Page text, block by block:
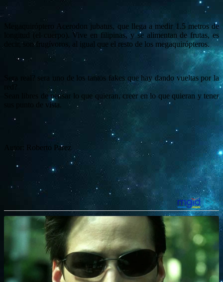
Megaquiróptero Acerodon jubatus, que llega a medir 1.5 metros de
longitud (el cuerpo). Vive en filipinas, y se alimentan de frutas, es
decir, son frugívoros, al igual que el resto de los megaquirópteros.
Sera real? sera uno de los tantos fakes que hay dando vueltas por la
Sean libres de pensar lo que quieran, creer en lo que quieran y tener
sus punto de vista.
Autor: Roberto Parez